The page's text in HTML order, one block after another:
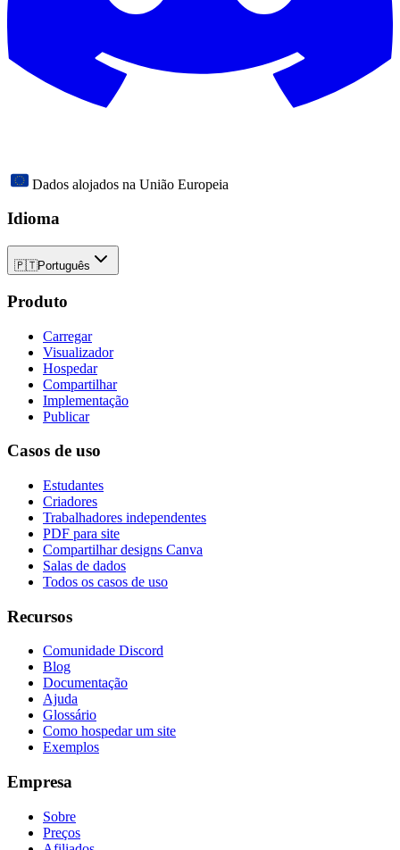
Dados alojados na União Europeia
Idioma
🇵🇹Português
Produto
Carregar
Visualizador
Hospedar
Compartilhar
Implementação
Publicar
Casos de uso
Estudantes
Criadores
Trabalhadores independentes
PDF para site
Compartilhar designs Canva
Salas de dados
Todos os casos de uso
Recursos
Comunidade Discord
Blog
Documentação
Ajuda
Glossário
Como hospedar um site
Exemplos
Empresa
Sobre
Preços